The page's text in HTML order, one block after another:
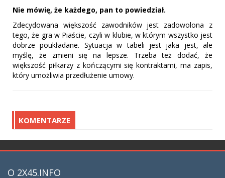
Nie mówię, że każdego, pan to powiedział.
Zdecydowana większość zawodników jest zadowolona z
tego, że gra w Piaście, czyli w klubie, w którym wszystko jest
dobrze poukładane. Sytuacja w tabeli jest jaka jest, ale
myślę, że zmieni się na lepsze. Trzeba też dodać, że
większość piłkarzy z kończącymi się kontraktami, ma zapis,
który umożliwia przedłużenie umowy.
KOMENTARZE
O 2X45.INFO